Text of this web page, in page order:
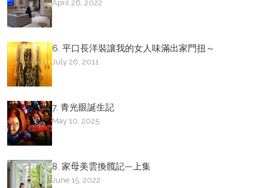
April 26, 2022
6. 平口長洋裝讓我的女人味滿出家門扭～
July 26, 2011
7. 青光眼誕生記
May 10, 2025
8. 家母美雲換髖記—上集
June 15, 2022